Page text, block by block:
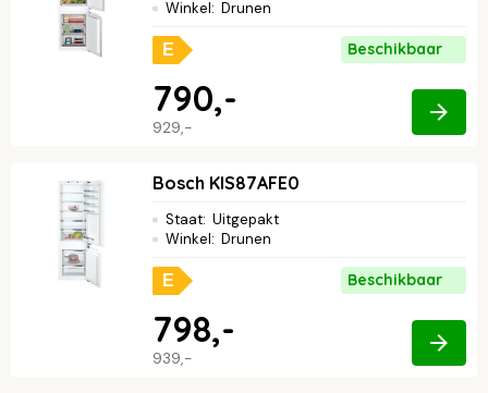
Winkel: Drunen
E Beschikbaar
929,-
790,-
Bosch KIS87AFE0
Staat: Uitgepakt
Winkel: Drunen
E Beschikbaar
939,-
798,-